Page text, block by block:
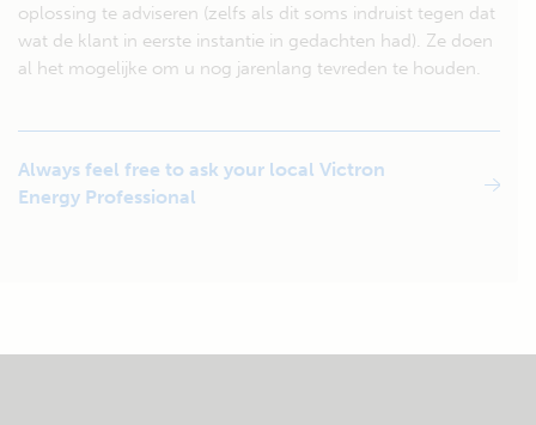
oplossing te adviseren (zelfs als dit soms indruist tegen dat
wat de klant in eerste instantie in gedachten had). Ze doen
al het mogelijke om u nog jarenlang tevreden te houden.
Always feel free to ask your local Victron
Energy Professional